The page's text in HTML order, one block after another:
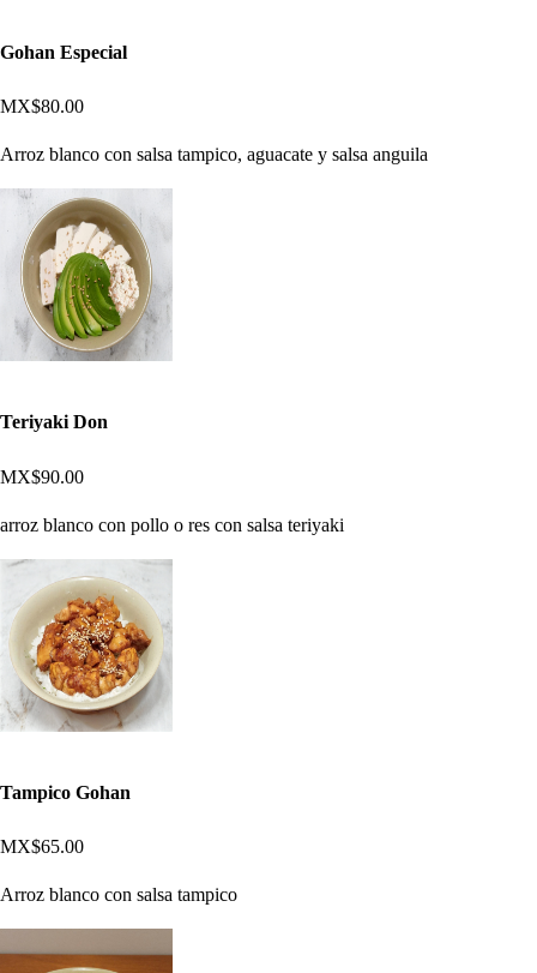
Gohan Especial
MX$80.00
Arroz blanco con salsa tampico, aguacate y salsa anguila
Teriyaki Don
MX$90.00
arroz blanco con pollo o res con salsa teriyaki
Tampico Gohan
MX$65.00
Arroz blanco con salsa tampico